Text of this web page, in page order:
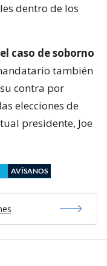
dentro de los
caso de soborno
también
contra por
elecciones de
presidente, Joe
AVÍSANOS